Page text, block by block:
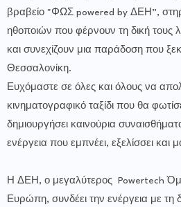
βραβείο "ΦΩΣ powered by ΔΕΗ”,
ηθοποιών που φέρνουν τη δική τους
και συνεχίζουν μια παράδοση που
Θεσσαλονίκη.
Ευχόμαστε σε όλες και όλους να
κινηματογραφικό ταξίδι που θα
δημιουργήσει καινούρια
ενέργεια που εμπνέει, εξελίσσει και
Η ΔΕΗ, ο μεγαλύτερος Powertech
Ευρώπη, συνδέει την ενέργεια με τη